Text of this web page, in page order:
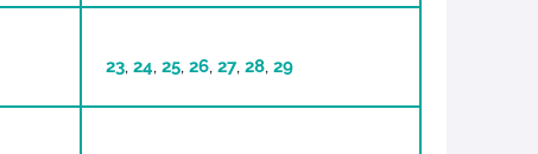
23,24,25,26,27,28,29